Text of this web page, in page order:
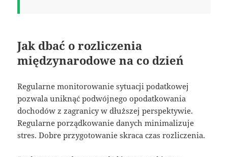
Jak dbać o rozliczenia
międzynarodowe na co dzień
Regularne monitorowanie sytuacji podatkowej
pozwala uniknąć podwójnego opodatkowania
dochodów z zagranicy w dłuższej perspektywie.
Regularne porządkowanie danych minimalizuje
stres. Dobre przygotowanie skraca czas rozliczenia.